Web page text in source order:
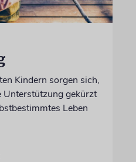
Kindern sorgen sich,
Unterstützung gekürzt
Leben